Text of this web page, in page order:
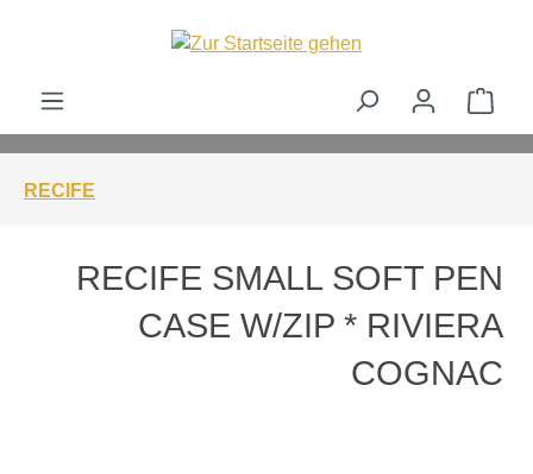
RECIFE
RECIFE SMALL SOFT PEN
CASE W/ZIP * RIVIERA
COGNAC